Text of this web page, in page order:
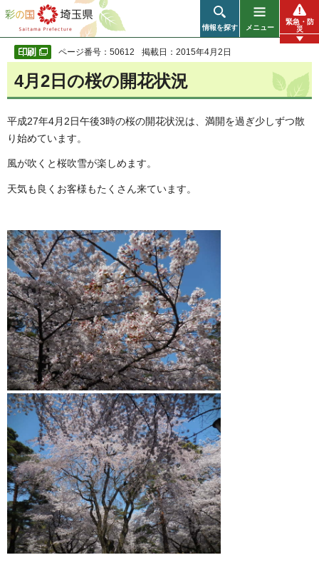
彩の国 埼玉県
情報を探す メニュー
緊急・防
災
ページ番号：50612 掲載日：2015年4月2日
4月2日の桜の開花状況
平成27年4月2日午後3時の桜の開花状況は、満開を過ぎ少しずつ散
り始めています。
風が吹くと桜吹雪が楽しめます。
天気も良くお客様もたくさん来ています。